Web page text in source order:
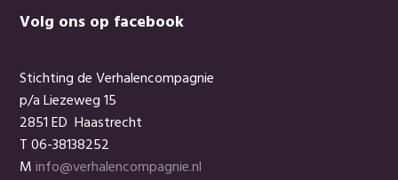
Footer
Volg ons op facebook
Stichting de Verhalencompagnie
p/a Liezeweg 15
2851 ED Haastrecht
T 06-38138252
Minfo@verhalencompagnie.nl